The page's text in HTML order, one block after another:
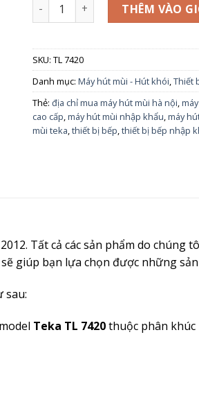
THÊM VÀO
SKU: TL 7420
Danh mục: Máy hút mùi - Hút khói,Thiết
Thẻ: địa chỉ mua máy hút mùi hà nội,
cao cấp,máy hút mùi nhập khẩu,máy
mùi teka,thiết bị bếp,thiết bị bếp nhập
Tất cả các sản phẩm do
giúp bạn lựa chọn được những
sau:
Teka TL 7420thuộc phân